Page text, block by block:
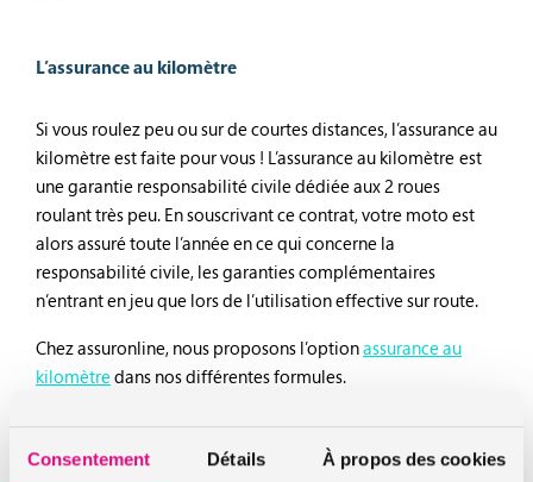
Consentement Détails À propos des cookies
L’assurance au kilomètre
Si vous roulez peu ou sur de courtes distances, l’assurance au
kilomètre est faite pour vous ! L’assurance au kilomètre est
une garantie responsabilité civile dédiée aux 2 roues
roulant très peu. En souscrivant ce contrat, votre moto est
alors assuré toute l’année en ce qui concerne la
responsabilité civile, les garanties complémentaires
n’entrant en jeu que lors de l’utilisation effective sur route.
Chez assuronline, nous proposons l’optionassurance au
kilomètredans nos différentes formules.
L’assurance hivernage